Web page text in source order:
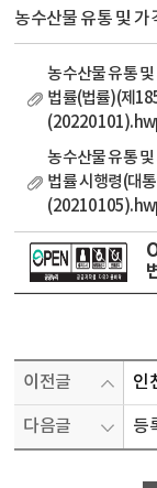
농수산물 유통 및 가
농수산물 유통
법률(법률)(제
농수산물 유통
법률 시행령(대
농수산물 유통
법률 시행규칙(
(제00511호
이전글 인
다음글 등